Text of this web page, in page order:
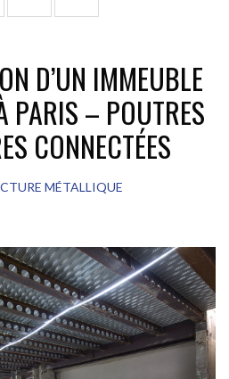
D’UN IMMEUBLE
PARIS – POUTRES
CONNECTÉES
MÉTALLIQUE